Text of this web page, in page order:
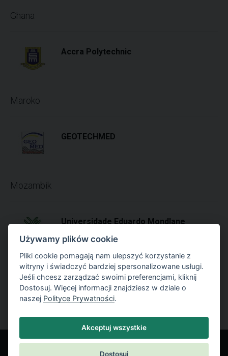
Ghana
Accra Polytechnic
Maroko
GEOTECHMED
Mozambik
Universidade Eduardo Mondlane
Namibia
University of Namibia
Używamy plików cookie
Pliki cookie pomagają nam ulepszyć korzystanie z
witryny i świadczyć bardziej spersonalizowane usługi.
Jeśli chcesz zarządzać swoimi preferencjami, kliknij
Dostosuj. Więcej informacji znajdziesz w dziale o
naszej Polityce Prywatności.
Akceptuj wszystkie
Dostosuj